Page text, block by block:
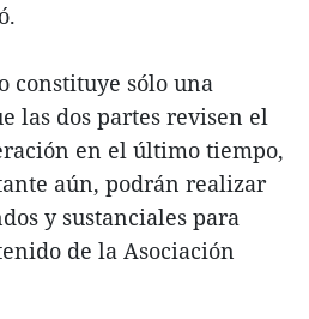
constituye sólo una
las dos partes revisen el
en el último tiempo,
aún, podrán realizar
y sustanciales para
de la Asociación